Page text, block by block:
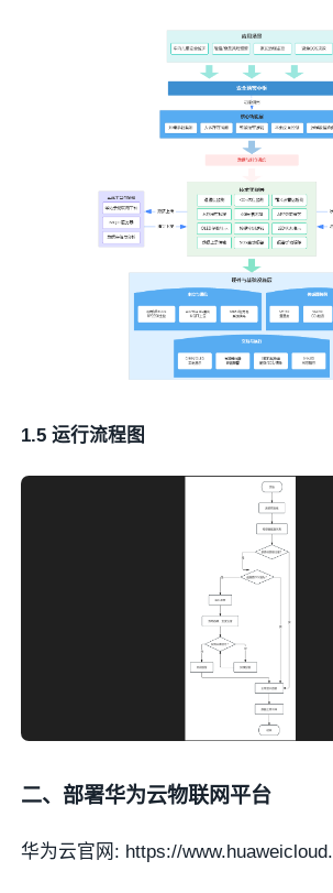
1.5 运行流程图
二、部署华为云物联网平台
华为云官网: https://